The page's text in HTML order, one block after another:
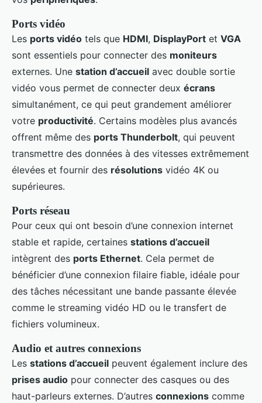
Ports vidéo
Les ports vidéo tels que HDMI, DisplayPort et VGA
sont essentiels pour connecter des moniteurs
externes. Une station d’accueil avec double sortie
vidéo vous permet de connecter deux écrans
simultanément, ce qui peut grandement améliorer
votre productivité. Certains modèles plus avancés
offrent même des ports Thunderbolt, qui peuvent
transmettre des données à des vitesses extrêmement
élevées et fournir des résolutions vidéo 4K ou
supérieures.
Ports réseau
Pour ceux qui ont besoin d’une connexion internet
stable et rapide, certaines stations d’accueil
intègrent des ports Ethernet. Cela permet de
bénéficier d’une connexion filaire fiable, idéale pour
des tâches nécessitant une bande passante élevée
comme le streaming vidéo HD ou le transfert de
fichiers volumineux.
Audio et autres connexions
Les stations d’accueil peuvent également inclure des
prises audio pour connecter des casques ou des
haut-parleurs externes. D’autres connexions comme